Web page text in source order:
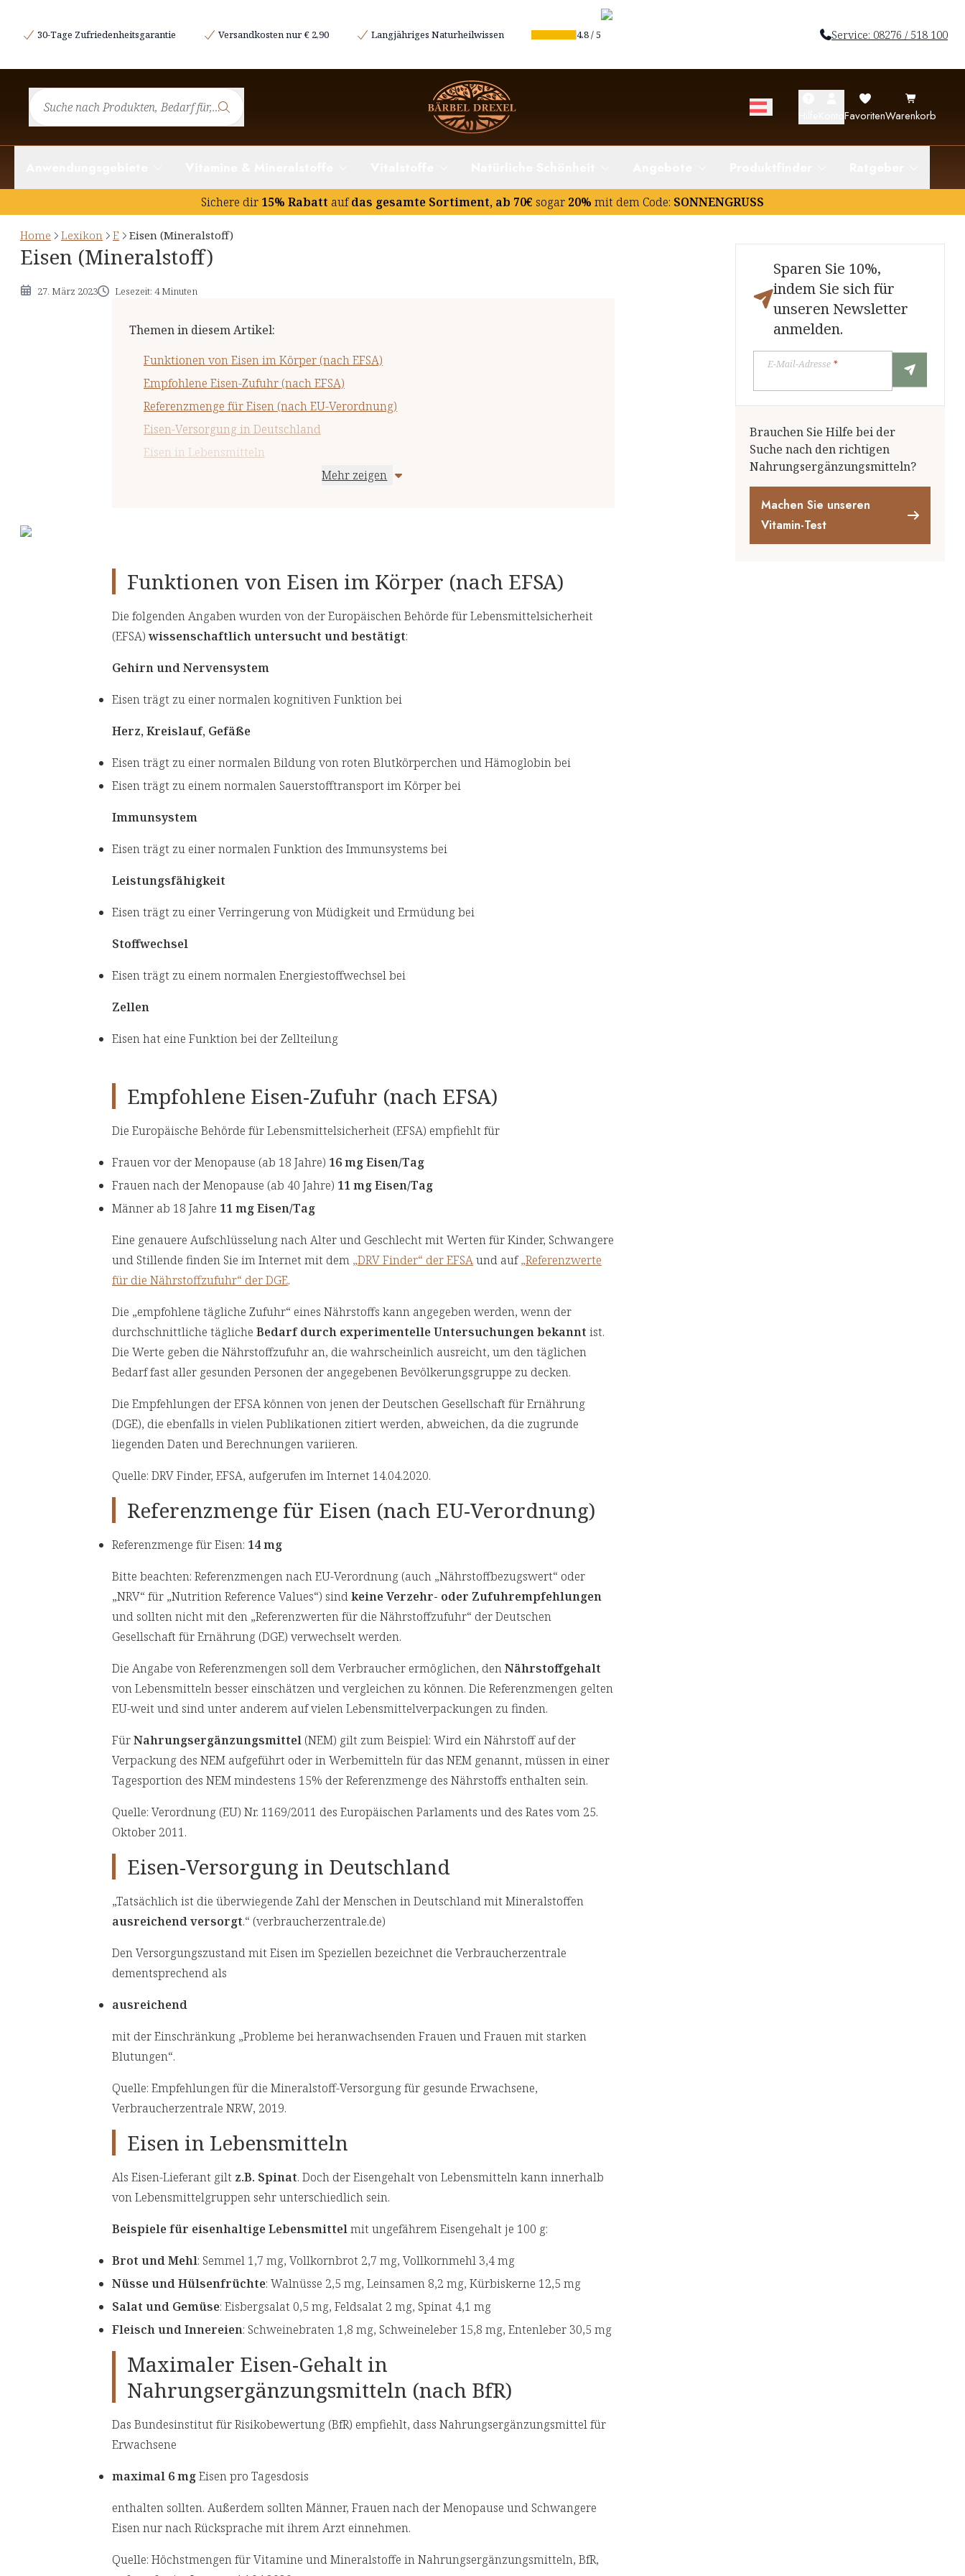
30-Tage Zufriedenheitsgarantie Versandkosten nur € 2,90 Langjähriges Naturheilwissen 4.8/5 Service: 08276 / 518 100
FavoritenWarenkorb
Sichere dir 15% Rabatt aufdas gesamte Sortiment, ab 70€ sogar 20% mit dem Code: SONNENGRUSS
Home Lexikon E Eisen (Mineralstoff)
Eisen (Mineralstoff)
27. März 2023 Lesezeit: 4 Minuten
Themen in diesem Artikel:
Funktionen von Eisen im Körper (nach EFSA)
Empfohlene Eisen-Zufuhr (nach EFSA)
Referenzmenge für Eisen (nach EU-Verordnung)
Eisen-Versorgung in Deutschland
Eisen in Lebensmitteln
Maximaler Eisen-Gehalt in Nahrungsergänzungsmitteln (nach BfR)
Mehr zeigen
Funktionen von Eisen im Körper (nach EFSA)
Eisen-Versorgung in Deutschland
Eisen in Lebensmitteln
Maximaler Eisen-Gehalt in Nahrungsergänzungsmitteln (nach BfR)
Funktionen von Eisen im Körper (nach EFSA)
Die folgenden Angaben wurden von der Europäischen Behörde für Lebensmittelsicherheit
(EFSA) wissenschaftlich untersucht und bestätigt:
Gehirn und Nervensystem
Eisen trägt zu einer normalen kognitiven Funktion bei
Herz, Kreislauf, Gefäße
Eisen trägt zu einer normalen Bildung von roten Blutkörperchen und Hämoglobin bei
Eisen trägt zu einem normalen Sauerstofftransport im Körper bei
Immunsystem
Eisen trägt zu einer normalen Funktion des Immunsystems bei
Leistungsfähigkeit
Eisen trägt zu einer Verringerung von Müdigkeit und Ermüdung bei
Stoffwechsel
Eisen trägt zu einem normalen Energiestoffwechsel bei
Zellen
Eisen hat eine Funktion bei der Zellteilung
Empfohlene Eisen-Zufuhr (nach EFSA)
Die Europäische Behörde für Lebensmittelsicherheit (EFSA) empfiehlt für
Frauen vor der Menopause (ab 18 Jahre) 16 mg Eisen/Tag
Frauen nach der Menopause (ab 40 Jahre) 11 mg Eisen/Tag
Männer ab 18 Jahre 11 mg Eisen/Tag
Eine genauere Aufschlüsselung nach Alter und Geschlecht mit Werten für Kinder, Schwangere
und Stillende finden Sie im Internet mit dem „DRV Finder“ der EFSAund auf„Referenzwerte
für die Nährstoffzufuhr“ der DGE.
Die „empfohlene tägliche Zufuhr“ eines Nährstoffs kann angegeben werden, wenn der
durchschnittliche tägliche Bedarf durch experimentelle Untersuchungen bekannt ist.
Die Werte geben die Nährstoffzufuhr an, die wahrscheinlich ausreicht, um den täglichen
Bedarf fast aller gesunden Personen der angegebenen Bevölkerungsgruppe zu decken.
Die Empfehlungen der EFSA können von jenen der Deutschen Gesellschaft für Ernährung
(DGE), die ebenfalls in vielen Publikationen zitiert werden, abweichen, da die zugrunde
liegenden Daten und Berechnungen variieren.
Quelle: DRV Finder, EFSA, aufgerufen im Internet 14.04.2020.
Referenzmenge für Eisen (nach EU-Verordnung)
Referenzmenge für Eisen: 14 mg
Bitte beachten: Referenzmengen nach EU-Verordnung (auch „Nährstoffbezugswert“ oder
„NRV“ für „Nutrition Reference Values“) sindkeine Verzehr- oder Zufuhrempfehlungen
und sollten nicht mit den „Referenzwerten für die Nährstoffzufuhr“ der Deutschen
Gesellschaft für Ernährung (DGE) verwechselt werden.
Die Angabe von Referenzmengen soll dem Verbraucher ermöglichen, denNährstoffgehalt
von Lebensmitteln besser einschätzen und vergleichen zu können. Die Referenzmengen gelten
EU-weit und sind unter anderem auf vielen Lebensmittelverpackungen zu finden.
FürNahrungsergänzungsmittel(NEM) gilt zum Beispiel: Wird ein Nährstoff auf der
Verpackung des NEM aufgeführt oder in Werbemitteln für das NEM genannt, müssen in einer
Tagesportion des NEM mindestens 15% der Referenzmenge des Nährstoffs enthalten sein.
Quelle: Verordnung (EU) Nr. 1169/2011 des Europäischen Parlaments und des Rates vom 25.
Oktober 2011.
Eisen-Versorgung in Deutschland
„Tatsächlich ist die überwiegende Zahl der Menschen in Deutschland mit Mineralstoffen
ausreichend versorgt.“ (verbraucherzentrale.de)
Den Versorgungszustand mit Eisen im Speziellen bezeichnet die Verbraucherzentrale
dementsprechend als
ausreichend
mit der Einschränkung „Probleme bei heranwachsenden Frauen und Frauen mit starken
Blutungen“.
Quelle: Empfehlungen für die Mineralstoff-Versorgung für gesunde Erwachsene,
Verbraucherzentrale NRW, 2019.
Eisen in Lebensmitteln
Als Eisen-Lieferant gilt z.B. Spinat. Doch der Eisengehalt von Lebensmitteln kann innerhalb
von Lebensmittelgruppen sehr unterschiedlich sein.
Beispiele für eisenhaltige Lebensmittelmit ungefährem Eisengehalt je 100 g:
Brot und Mehl: Semmel 1,7 mg, Vollkornbrot 2,7 mg, Vollkornmehl 3,4 mg
Nüsse und Hülsenfrüchte: Walnüsse 2,5 mg, Leinsamen 8,2 mg, Kürbiskerne 12,5 mg
Salat und Gemüse: Eisbergsalat 0,5 mg, Feldsalat 2 mg, Spinat 4,1 mg
Fleisch und Innereien: Schweinebraten 1,8 mg, Schweineleber 15,8 mg, Entenleber 30,5 mg
Maximaler Eisen-Gehalt in
Nahrungsergänzungsmitteln (nach BfR)
Das Bundesinstitut für Risikobewertung (BfR) empfiehlt, dass Nahrungsergänzungsmittel für
Erwachsene
maximal 6 mgEisen pro Tagesdosis
enthalten sollten. Außerdem sollten Männer, Frauen nach der Menopause und Schwangere
Eisen nur nach Rücksprache mit ihrem Arzt einnehmen.
Quelle: Höchstmengen für Vitamine und Mineralstoffe in Nahrungsergänzungsmitteln, BfR,
Sparen Sie 10%,
indem Sie sich für
unseren Newsletter
anmelden.
E-Mail-Adresse*
Brauchen Sie Hilfe bei der
Suche nach den richtigen
Nahrungsergänzungsmitteln?
Machen Sie unseren
Vitamin-Test